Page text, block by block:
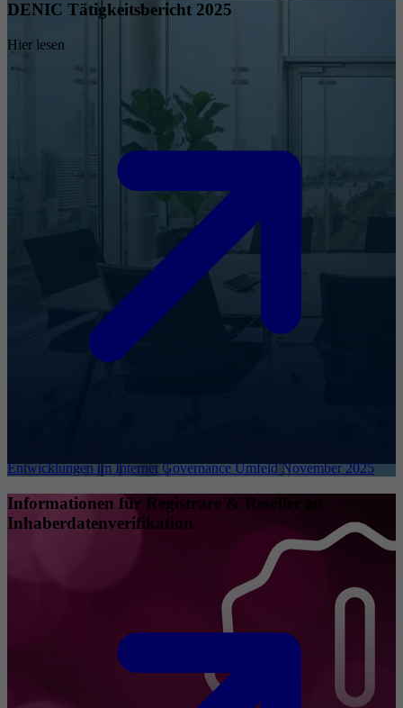
DENIC Tätigkeitsbericht 2025
Hier lesen
Entwicklungen im Internet Governance Umfeld November 2025
Informationen für Registrare & Reseller zu
Inhaberdatenverifikation